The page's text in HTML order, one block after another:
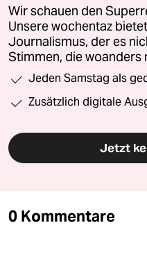
Wir schauen den
Unsere wochentaz
Journalismus, der es
Stimmen, die woanders
Jeden Samstag als
Zusätzlich digitale
Jetzt
0 Kommentare